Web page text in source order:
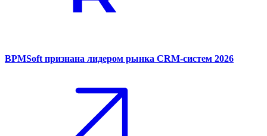
BPMSoft признана лидером рынка CRM-систем 2026